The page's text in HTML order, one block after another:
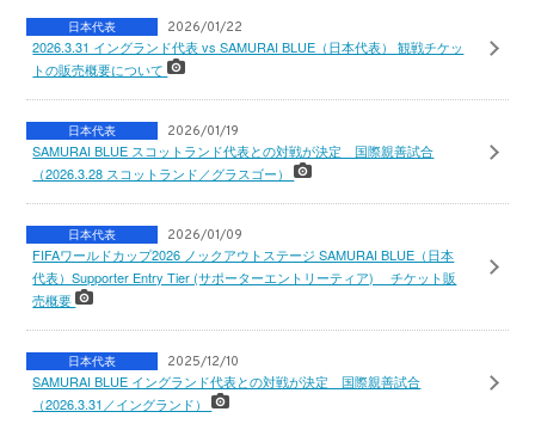
日本代表 2026/01/22
2026.3.31 イングランド代表 vs SAMURAI BLUE（日本代表） 観戦チケッ
トの販売概要について
日本代表 2026/01/19
SAMURAI BLUE スコットランド代表との対戦が決定 国際親善試合
（2026.3.28 スコットランド／グラスゴー）
日本代表 2026/01/09
FIFAワールドカップ2026 ノックアウトステージ SAMURAI BLUE（日本
代表）Supporter Entry Tier (サポーターエントリーティア) チケット販
売概要
日本代表 2025/12/10
SAMURAI BLUE イングランド代表との対戦が決定 国際親善試合
（2026.3.31／イングランド）